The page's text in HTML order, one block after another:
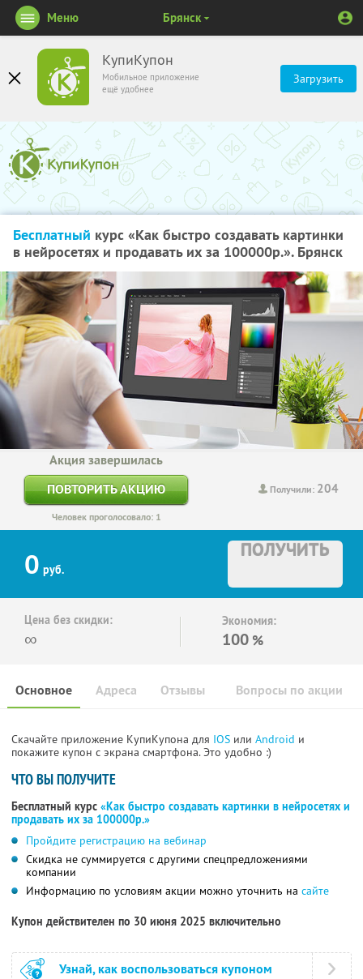
КупиКупон
Мобильное приложение
ещё удобнее
Загрузить
Меню Брянск
Бесплатный курс «Как быстро создавать картинки
в нейросетях и продавать их за 100000р.». Брянск
Получили: 204
Акция завершилась
ПОВТОРИТЬ АКЦИЮ
Человек проголосовало: 1
0 руб.
ПОЛУЧИТЬ
Цена без скидки:
∞
Экономия:
100 %
Основное Отзывы Вопросы по акции
Адреса
Скачайте приложение КупиКупона для IOS или Android и
покажите купон с экрана смартфона. Это удобно :)
ЧТО ВЫ ПОЛУЧИТЕ
Бесплатный курс «Как быстро создавать картинки в нейросетях и
продавать их за 100000р.»
Пройдите регистрацию на вебинар
Скидка не суммируется с другими спецпредложениями
компании
Информацию по условиям акции можно уточнить на сайте
Купон действителен по 30 июня 2025 включительно
Узнай, как воспользоваться купоном